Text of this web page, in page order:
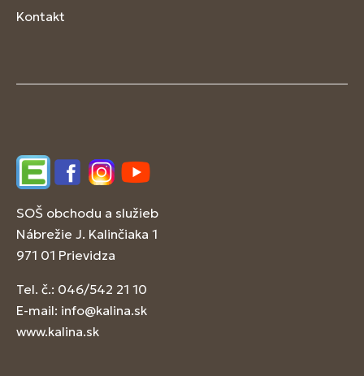
Kontakt
EdupageFacebookInstagram
YouTube
SOŠ obchodu a služieb
Nábrežie J. Kalinčiaka 1
971 01 Prievidza
Tel. č.: 046/542 21 10
E-mail: info@kalina.sk
www.kalina.sk